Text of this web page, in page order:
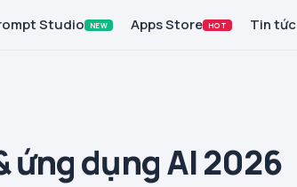
Studio NEW Apps Store HOT Tin tức
ứng dụng AI 2026